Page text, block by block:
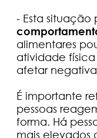
- Esta
alimentares
atividade
afetar
É importante
pessoas
forma. Há
mais elevados